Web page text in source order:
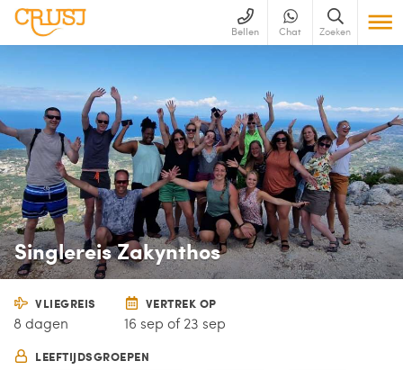
Bellen Chat Zoeken
Singlereis Zakynthos
VLIEGREIS
8 dagen
VERTREK OP
16 sep of 23 sep
LEEFTIJDSGROEPEN